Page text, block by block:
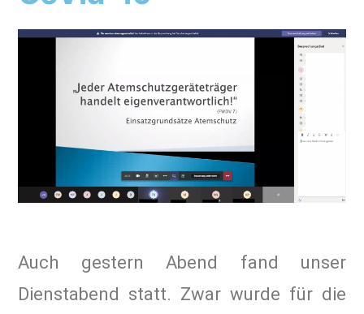
Auch gestern Abend fand unser
Dienstabend statt. Zwar wurde für die